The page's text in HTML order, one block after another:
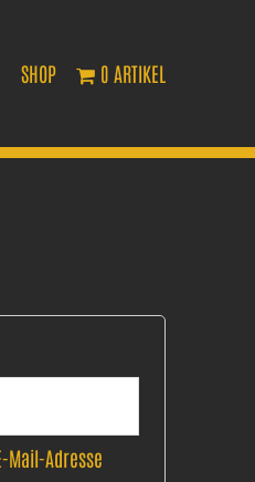
SHOP 0 ARTIKEL
Mail-Adresse